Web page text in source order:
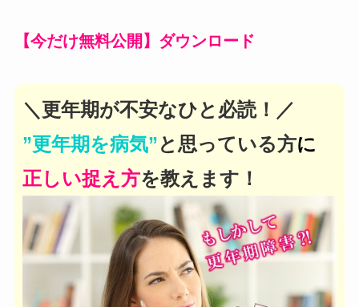
【今だけ無料公開】ダウンロード
＼更年期が不安なひと必読！／
”更年期を病気”と思っている方に
正しい捉え方を教えます！